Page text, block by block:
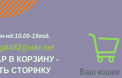
Ваш кошик
нд:10.00-19год.
В КОРЗИНУ -
СТОРІНКУ